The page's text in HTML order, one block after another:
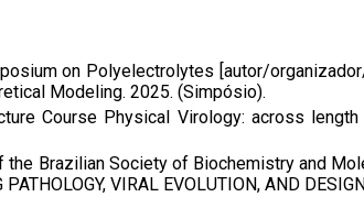
on Polyelectrolytes [autor/
Modeling. 2025. (Simpósio).
Course Physical Virology: across
Brazilian Society of Biochemistry and
PATHOLOGY, VIRAL EVOLUTION, AND